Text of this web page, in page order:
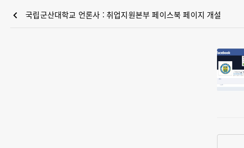
chevron_left 국립군산대학교 언론사 : 취업지원본부 페이스북 페이지 개설